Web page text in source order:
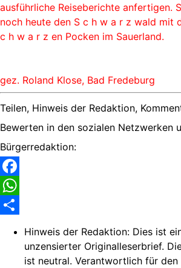
ausführliche Reiseberichte anfertigen.
noch heute den S c h w a r z wald mit
c h w a r z en Pocken im Sauerland.
gez. Roland Klose, Bad Fredeburg
Teilen, Hinweis der Redaktion,
Bewerten in den sozialen Netzwerken
Bürgerredaktion:
Facebook
WhatsApp
Hinweis der Redaktion: Dies ist
unzensierter Originalleserbrief.
ist neutral. Verantwortlich für den